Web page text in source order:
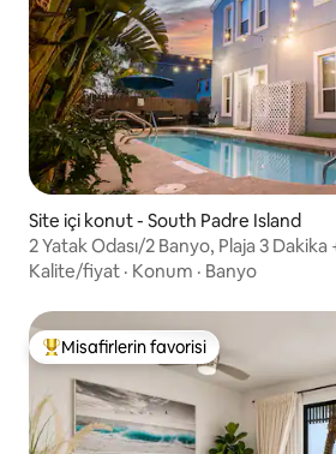
Site içi konut - South Padre Island
2 Yatak Odası/2 Banyo, Plaja 3
Kalite/fiyat · Konum · Banyo
Misafirlerin favorilerinden en
Misafirlerin favorisi